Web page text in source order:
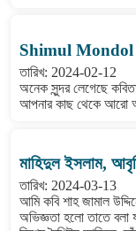
Shimul Mondol
তারিখ: 2024-02-12
অনেক সুন্দর লেগেছে
আপনার কাছ থেকে আরো
মাহিদুল ইসলাম,
তারিখ: 2024-03-13
আমি কবি শাহ জামাল
অভিজ্ঞতা হলো তাতে বলা